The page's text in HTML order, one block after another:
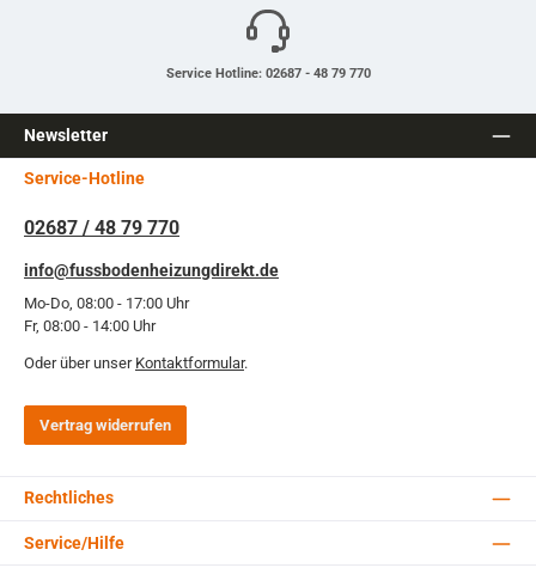
Service Hotline: 02687 - 48 79 770
Newsletter
Service-Hotline
02687 / 48 79 770
info@fussbodenheizungdirekt.de
Mo-Do, 08:00 - 17:00 Uhr
Fr, 08:00 - 14:00 Uhr
Oder über unser Kontaktformular.
Vertrag widerrufen
Rechtliches
Service/Hilfe